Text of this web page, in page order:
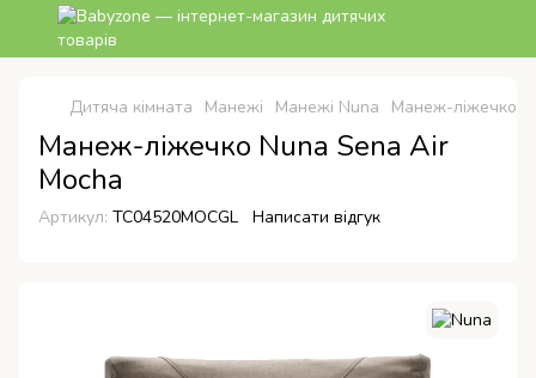
Дитяча кімната Манежі Манежі Nuna Манеж-ліжечко
Манеж-ліжечко Nuna Sena Air
Mocha
Артикул: TC04520MOCGL Написати відгук